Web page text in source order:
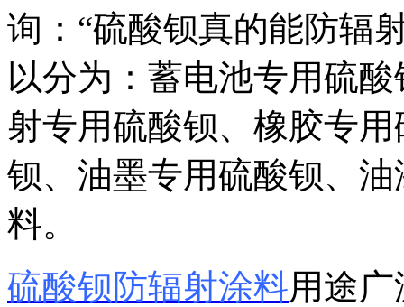
询：“硫酸钡真的能防辐
以分为：蓄电池专用硫
射专用硫酸钡、橡胶专
钡、油墨专用硫酸钡、油
料。
硫酸钡防辐射涂料用途